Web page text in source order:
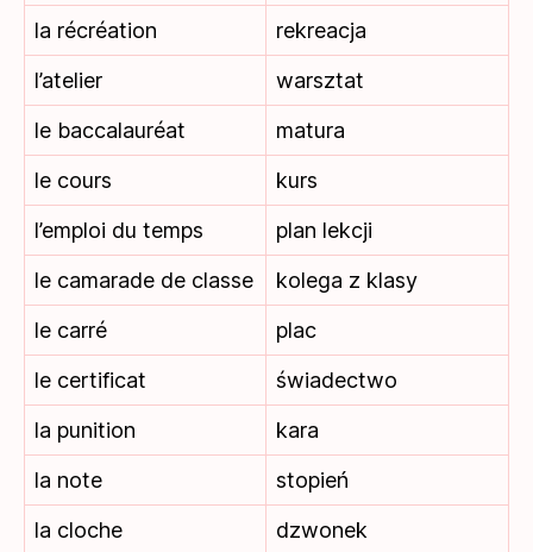
la récréation
rekreacja
l’atelier
warsztat
le baccalauréat
matura
le cours
kurs
l’emploi du temps
plan lekcji
le camarade de classe
kolega z klasy
le carré
plac
le certificat
świadectwo
la punition
kara
la note
stopień
la cloche
dzwonek